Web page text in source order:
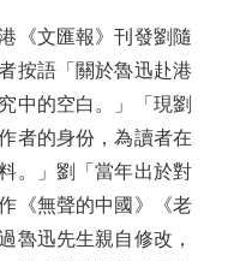
文匯報》刊發劉隨
按語「關於魯迅赴港
中的空白。」「現劉
者的身份，為讀者在
。」劉「當年出於對
《無聲的中國》《老
魯迅先生親自修改，